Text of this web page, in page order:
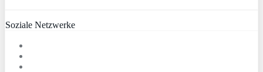
Soziale Netzwerke